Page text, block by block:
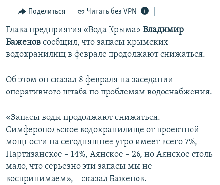
Вернутся
поиску
ИНТЕРАКТИВ
ИНФОГРАФИКА
ТЕЛЕПРОЕКТ КРЫМ.РЕАЛИИ
ПРОПАВШИЕ БЕЗ ВЕСТИ
КРЫМ.НЕПОКОРЕННЫЙ
ELIFBE
УКРАИНСКАЯ ПРОБЛЕМА КРЫМА
РАДІО СВОБОДА
КАК ОБОЙТИ БЛОКИРОВКУ
Українською
Qırımtatar
Все сайты RFE/RL
Поделиться Читать без VPN
Глава предприятия «Вода Крыма» Владимир
Баженов сообщил, что запасы крымских
водохранилищ в феврале продолжают снижаться.
Об этом он сказал 8 февраля на заседании
оперативного штаба по проблемам водоснабжения.
«Запасы воды продолжают снижаться.
Симферопольское водохранилище от проектной
мощности на сегодняшнее утро имеет всего 7%,
Партизанское – 14%, Аянское – 26, но Аянское столь
мало, что серьезно эти запасы мы не
воспринимаем», – сказал Баженов.